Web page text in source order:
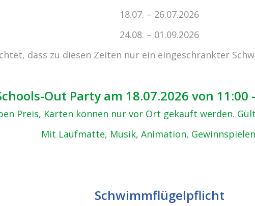
18.07. – 26.07.2026
24.08. – 01.09.2026
dass zu diesen Zeiten nur ein eingeschränkter
Out Party am 18.07.2026 von 11:00
Preis, Karten können nur vor Ort gekauft werden.
Mit Laufmatte, Musik, Animation,
Schwimmflügelpflicht